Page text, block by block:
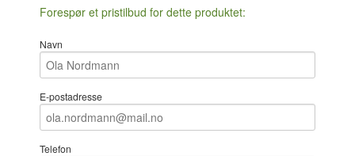
Forespør et pristilbud for dette produktet:
Navn
E-postadresse
Telefon